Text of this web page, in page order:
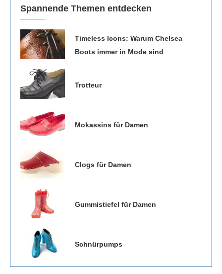
Spannende Themen entdecken
Timeless Icons: Warum Chelsea
Boots immer in Mode sind
Trotteur
Mokassins für Damen
Clogs für Damen
Gummistiefel für Damen
Schnürpumps